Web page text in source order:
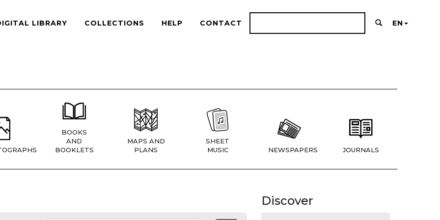
LIBRARY COLLECTIONS HELP CONTACT EN
BOOKS
AND
BOOKLETS
MAPS AND
PLANS
SHEET
MUSIC
NEWSPAPERS JOURNALS
Discover